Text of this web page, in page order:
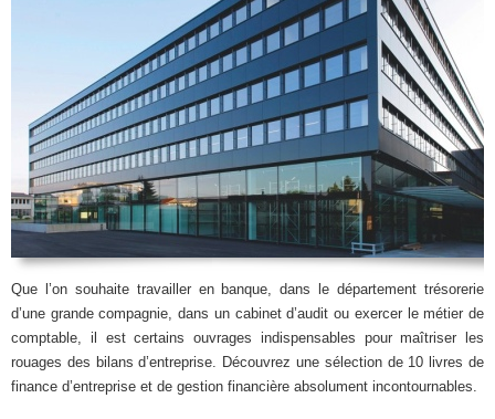
Que l’on souhaite travailler en banque, dans le département trésorerie
d’une grande compagnie, dans un cabinet d’audit ou exercer le métier de
comptable, il est certains ouvrages indispensables pour maîtriser les
rouages des bilans d’entreprise. Découvrez une sélection de 10 livres de
finance d’entreprise et de gestion financière absolument incontournables.